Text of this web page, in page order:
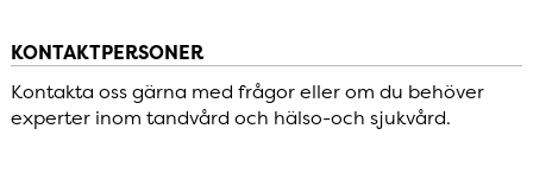
KONTAKTPERSONER
Kontakta oss gärna med frågor eller om du behöver
experter inom tandvård och hälso-och sjukvård.